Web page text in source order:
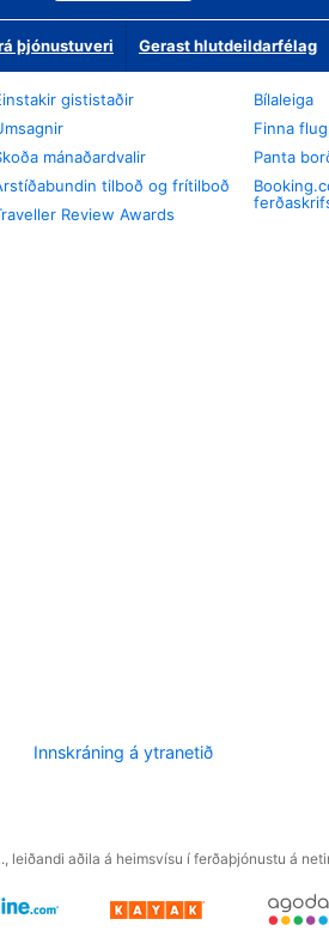
þjónustuveri Gerast hlutdeildarfélag
gististaðir
mánaðardvalir
tilboð og frítilboð
Review Awards
Bílaleiga
Finna flug
Panta
Innskráning á ytranetið
leiðandi aðila á heimsvísu í ferðaþjónustu á